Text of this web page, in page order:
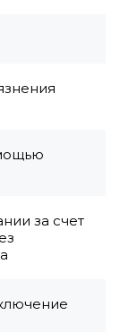
за счет